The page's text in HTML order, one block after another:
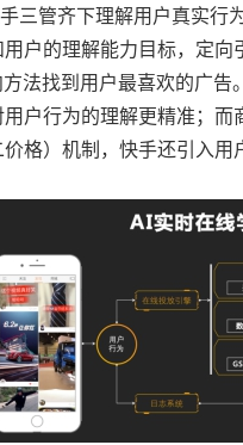
管齐下理解用户真实行
户的理解能力目标，定
方法找到用户最喜欢的广
户行为的理解更精准；
格）机制，快手还引入用